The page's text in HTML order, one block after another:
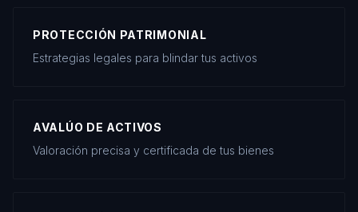
PROTECCIÓN PATRIMONIAL
Estrategias legales para blindar tus activos
AVALÚO DE ACTIVOS
Valoración precisa y certificada de tus bienes